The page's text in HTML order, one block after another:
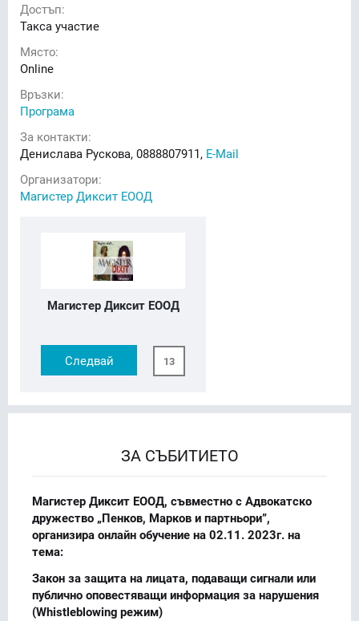
Достъп:
Такса участие
Място:
Online
Връзки:
Програма
За контакти:
Денислава Рускова, 0888807911, E-Mail
Организатори:
Магистер Диксит ЕООД
Магистер Диксит ЕООД
Следвай 13
ЗА СЪБИТИЕТО
Магистер Диксит ЕООД, съвместно с Адвокатско
дружество „Пенков, Марков и партньори”,
организира онлайн обучение на 02.11. 2023г. на
тема:
Закон за защита на лицата, подаващи сигнали или
публично оповестяващи информация за нарушения
(Whistleblowing режим)